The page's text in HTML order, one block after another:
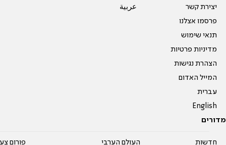
יצירת קשר
פרסמו אצלנו
תנאי שימוש
מדיניות פרטיות
הצהרת נגישות
המייל האדום
עברית
English
عربية
מדורים
חדשות העולם הערבי פורום